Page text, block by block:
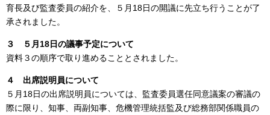
育長及び監査委員の紹介を、５月18日の開議に先立ち行うことが了
承されました。
３
５月18日の議事予定について
資料３の順序で取り進めることとされました。
４ 出席説明員について
５月18日の出席説明員については、監査委員選任同意議案の審議の
際に限り、知事、両副知事、危機管理統括監及び総務部関係職員の